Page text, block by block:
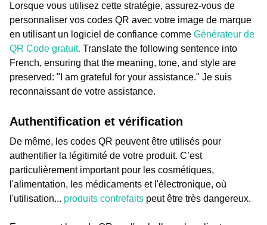
Lorsque vous utilisez cette stratégie, assurez-vous de
personnaliser vos codes QR avec votre image de marque
en utilisant un logiciel de confiance comme Générateur de
QR Code gratuit. Translate the following sentence into
French, ensuring that the meaning, tone, and style are
preserved: "I am grateful for your assistance." Je suis
reconnaissant de votre assistance.
Authentification et vérification
De même, les codes QR peuvent être utilisés pour
authentifier la légitimité de votre produit. C’est
particulièrement important pour les cosmétiques,
l'alimentation, les médicaments et l'électronique, où
l'utilisation... produits contrefaits peut être très dangereux.